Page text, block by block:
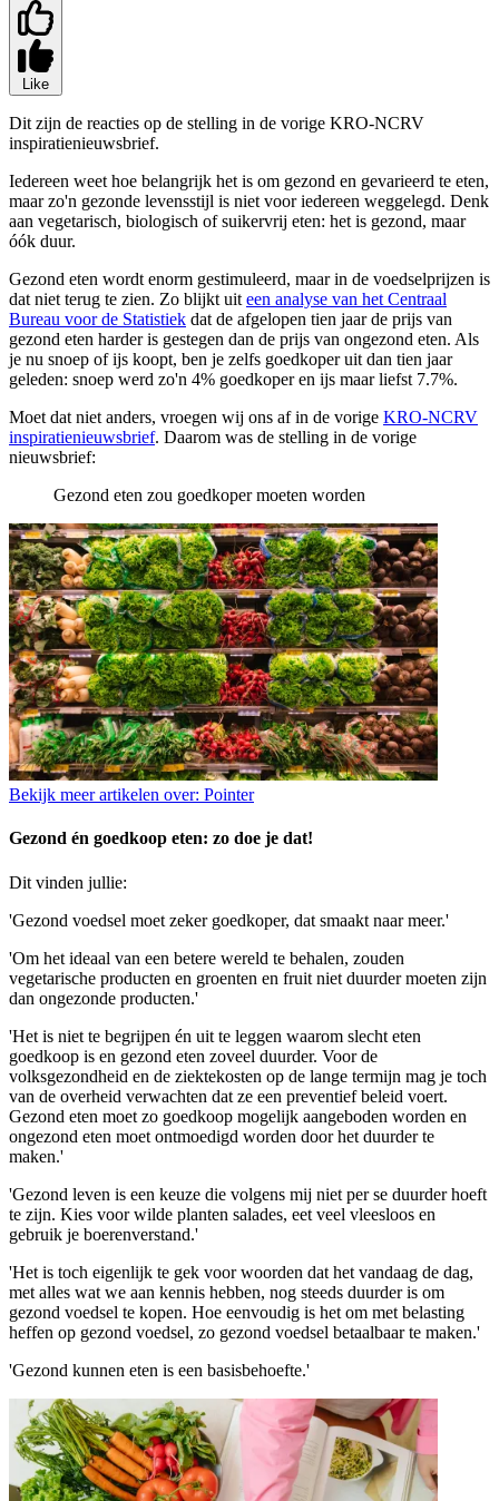
Like
Dit zijn de reacties op de stelling in de vorige KRO-NCRV
inspiratienieuwsbrief.
Iedereen weet hoe belangrijk het is om gezond en gevarieerd te eten,
maar zo'n gezonde levensstijl is niet voor iedereen weggelegd. Denk
aan vegetarisch, biologisch of suikervrij eten: het is gezond, maar
óók duur.
Gezond eten wordt enorm gestimuleerd, maar in de voedselprijzen is
dat niet terug te zien. Zo blijkt uit een analyse van het Centraal
Bureau voor de Statistiek dat de afgelopen tien jaar de prijs van
gezond eten harder is gestegen dan de prijs van ongezond eten. Als
je nu snoep of ijs koopt, ben je zelfs goedkoper uit dan tien jaar
geleden: snoep werd zo'n 4% goedkoper en ijs maar liefst 7.7%.
Moet dat niet anders, vroegen wij ons af in de vorige KRO-NCRV
inspiratienieuwsbrief. Daarom was de stelling in de vorige
nieuwsbrief:
Gezond eten zou goedkoper moeten worden
Bekijk meer artikelen over: Pointer
Gezond én goedkoop eten: zo doe je dat!
Dit vinden jullie:
'Gezond voedsel moet zeker goedkoper, dat smaakt naar meer.'
'Om het ideaal van een betere wereld te behalen, zouden
vegetarische producten en groenten en fruit niet duurder moeten zijn
dan ongezonde producten.'
'Het is niet te begrijpen én uit te leggen waarom slecht eten
goedkoop is en gezond eten zoveel duurder. Voor de
volksgezondheid en de ziektekosten op de lange termijn mag je toch
van de overheid verwachten dat ze een preventief beleid voert.
Gezond eten moet zo goedkoop mogelijk aangeboden worden en
ongezond eten moet ontmoedigd worden door het duurder te
maken.'
'Gezond leven is een keuze die volgens mij niet per se duurder hoeft
te zijn. Kies voor wilde planten salades, eet veel vleesloos en
gebruik je boerenverstand.'
'Het is toch eigenlijk te gek voor woorden dat het vandaag de dag,
met alles wat we aan kennis hebben, nog steeds duurder is om
gezond voedsel te kopen. Hoe eenvoudig is het om met belasting
heffen op gezond voedsel, zo gezond voedsel betaalbaar te maken.'
'Gezond kunnen eten is een basisbehoefte.'